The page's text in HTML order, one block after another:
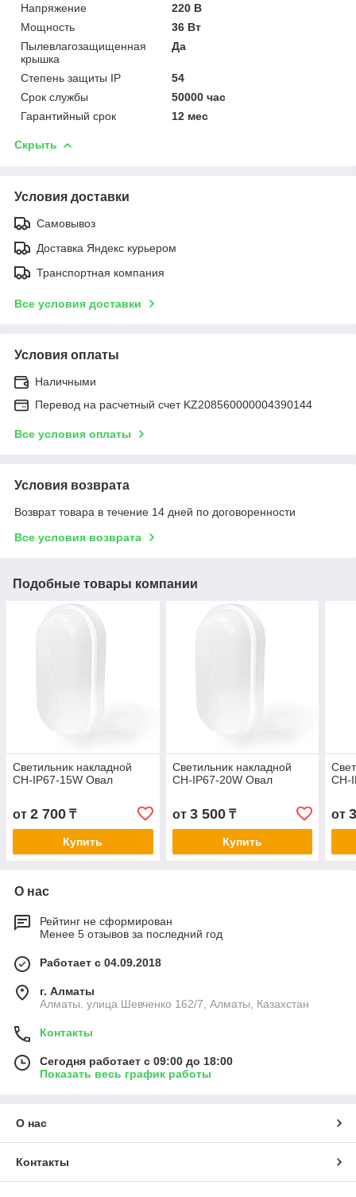
Напряжение
220 В
Мощность
36 Вт
Пылевлагозащищенная
крышка
Да
Степень защиты IP
54
Срок службы
50000 час
Гарантийный срок
12 мес
Скрыть
Условия доставки
Самовывоз
Доставка Яндекс курьером
Транспортная компания
Все условия доставки
Условия оплаты
Наличными
Перевод на расчетный счет KZ208560000004390144
Все условия оплаты
Условия возврата
Возврат товара в течение 14 дней по договоренности
Все условия возврата
Подобные товары компании
Светильник накладной
СН-IP67-15W Овал
от 2 700 ₸
Купить
Светильник накладной
СН-IP67-20W Овал
от 3 500₸
Купить
СН-
от
О нас
Рейтинг не сформирован
Менее 5 отзывов за последний год
Работает с 04.09.2018
г. Алматы
Алматы. улица Шевченко 162/7, Алматы, Казахстан
Контакты
Сегодня работает с 09:00 до 18:00
Показать весь график работы
О нас
Контакты